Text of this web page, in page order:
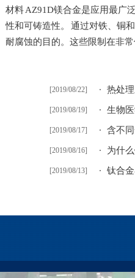
材料 AZ91D镁合金是应用最广
性和可铸造性。 通过对铁、铜
耐腐蚀的目的。这些限制在非
[2019/08/22] 热处
[2019/08/19] 生物
[2019/08/17] 含不
[2019/08/16] 为什
[2019/08/13] 钛合